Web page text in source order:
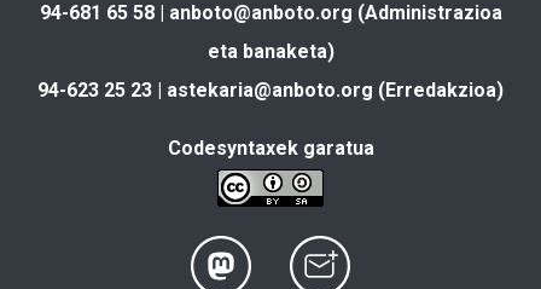
94-681 65 58 | anboto@anboto.org (Administrazioa
eta banaketa)
94-623 25 23 | astekaria@anboto.org (Erredakzioa)
Codesyntaxek garatua